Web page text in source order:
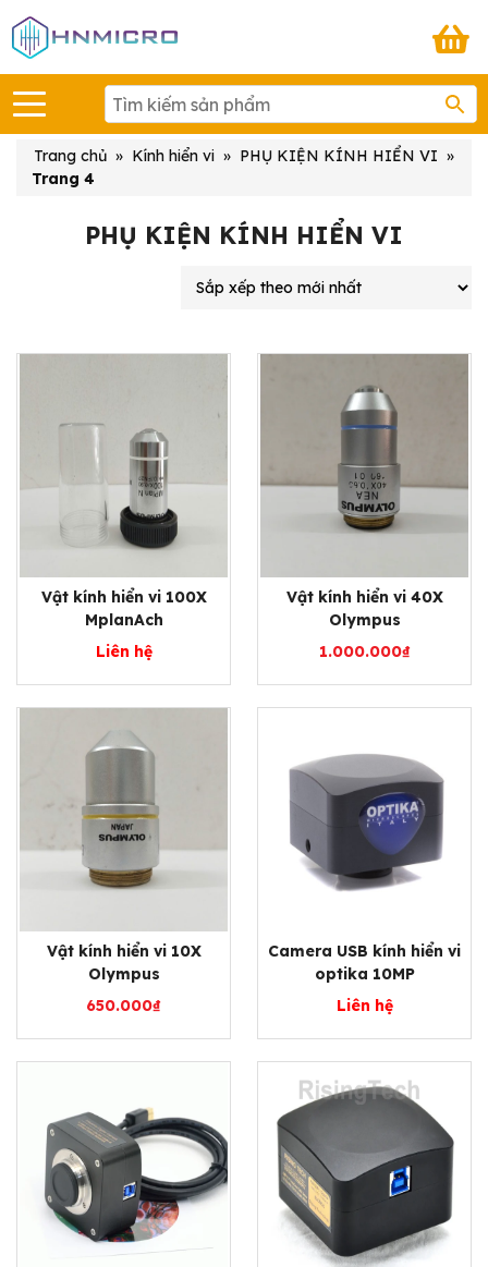
Trang chủ » Kính hiển vi » PHỤ KIỆN KÍNH HIỂN VI »
Trang 4
PHỤ KIỆN KÍNH HIỂN VI
Vật kính hiển vi 100X
MplanAch
Liên hệ
Vật kính hiển vi 40X
Olympus
1.000.000₫
Vật kính hiển vi 10X
Olympus
650.000₫
Camera USB kính hiển vi
optika 10MP
Liên hệ